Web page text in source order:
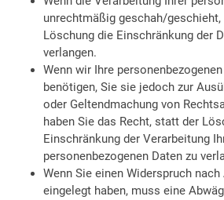
unrechtmäßig geschah/
Löschung die Einschränkung der
verlangen.
Wenn wir Ihre
benötigen, Sie sie jedoch zur
oder Geltendmachung von
haben Sie das Recht, statt der
Einschränkung der Verarbeitung
personenbezogenen Daten zu
Wenn Sie einen Widerspruch nach
eingelegt haben, muss eine